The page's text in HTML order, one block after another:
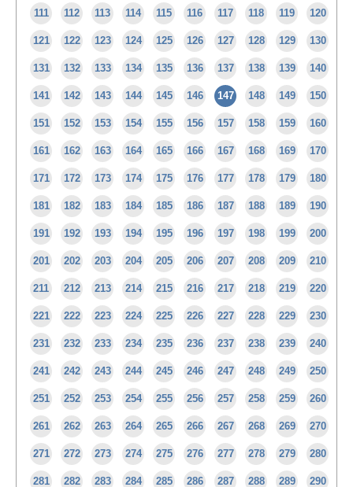
111 112 113 114 115 116 117 118 119 120
121 122 123 124 125 126 127 128 129 130
131 132 133 134 135 136 137 138 139 140
141 142 143 144 145 146 147 148 149 150
151 152 153 154 155 156 157 158 159 160
161 162 163 164 165 166 167 168 169 170
171 172 173 174 175 176 177 178 179 180
181 182 183 184 185 186 187 188 189 190
191 192 193 194 195 196 197 198 199 200
201 202 203 204 205 206 207 208 209 210
211 212 213 214 215 216 217 218 219 220
221 222 223 224 225 226 227 228 229 230
231 232 233 234 235 236 237 238 239 240
241 242 243 244 245 246 247 248 249 250
251 252 253 254 255 256 257 258 259 260
261 262 263 264 265 266 267 268 269 270
271 272 273 274 275 276 277 278 279 280
281 282 283 284 285 286 287 288 289 290